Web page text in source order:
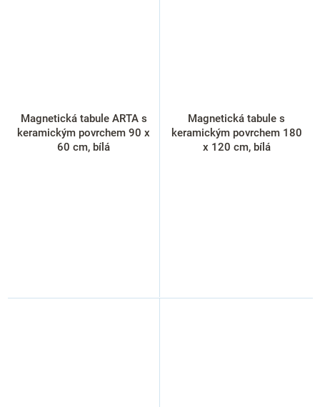
Magnetická tabule ARTA s
keramickým povrchem 90 x
60 cm, bílá
Magnetická tabule s
keramickým povrchem 180
x 120 cm, bílá